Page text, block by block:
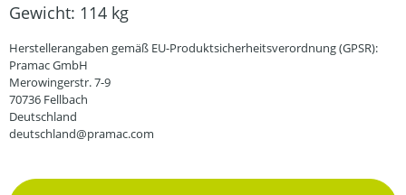
Gewicht: 114 kg
Herstellerangaben gemäß EU-Produktsicherheitsverordnung (GPSR):
Pramac GmbH
Merowingerstr. 7-9
70736 Fellbach
Deutschland
deutschland@pramac.com